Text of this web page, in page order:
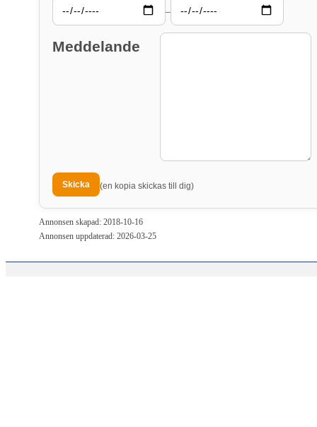
–
Meddelande
(en kopia skickas till dig)
Annonsen skapad: 2018-10-16
Annonsen uppdaterad: 2026-03-25